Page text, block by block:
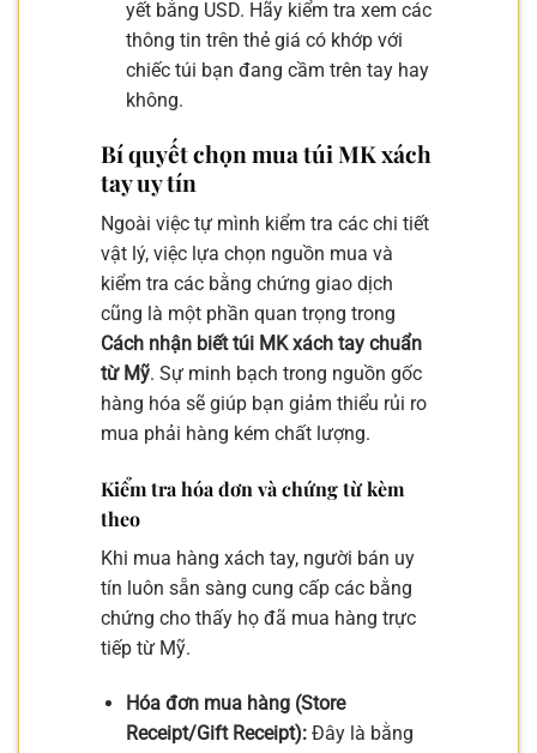
yết bằng USD. Hãy kiểm tra xem các
thông tin trên thẻ giá có khớp với
chiếc túi bạn đang cầm trên tay hay
không.
Bí quyết chọn mua túi MK xách
tay uy tín
Ngoài việc tự mình kiểm tra các chi tiết
vật lý, việc lựa chọn nguồn mua và
kiểm tra các bằng chứng giao dịch
cũng là một phần quan trọng trong
Cách nhận biết túi MK xách tay chuẩn
từ Mỹ. Sự minh bạch trong nguồn gốc
hàng hóa sẽ giúp bạn giảm thiểu rủi ro
mua phải hàng kém chất lượng.
Kiểm tra hóa đơn và chứng từ kèm
theo
Khi mua hàng xách tay, người bán uy
tín luôn sẵn sàng cung cấp các bằng
chứng cho thấy họ đã mua hàng trực
tiếp từ Mỹ.
Hóa đơn mua hàng (Store
Receipt/Gift Receipt):Đây là bằng